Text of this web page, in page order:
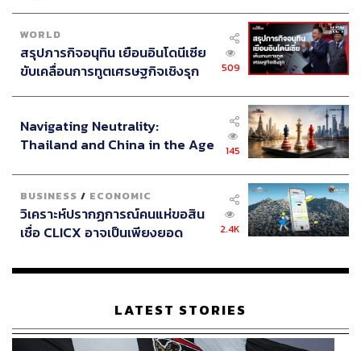
WORLD
สรุปภารกิจอนุทิน เยือนอินโดนีเซีย
ขับเคลื่อนการทูตเศรษฐกิจเชิงรุก
509
Navigating Neutrality:
Thailand and China in the Age
145
BUSINESS / ECONOMIC
วิเคราะห์ปรากฏการณ์คนแห่ขอสิน
เชื่อ CLICX อาจเป็นเพียงยอด
เรือนไทยที่ถูกซุกไว้
2.4K
LATEST STORIES